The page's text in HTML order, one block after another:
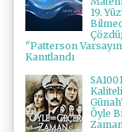
19.
"Patterson
Kanıtlandı
Kaliteli
Öyle